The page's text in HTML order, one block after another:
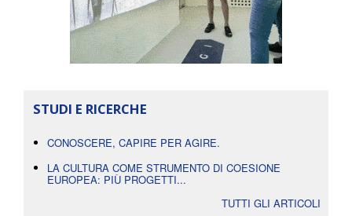
STUDI E RICERCHE
CONOSCERE, CAPIRE PER AGIRE.
LA CULTURA COME STRUMENTO DI COESIONE
EUROPEA: PIÙ PROGETTI...
TUTTI GLI ARTICOLI